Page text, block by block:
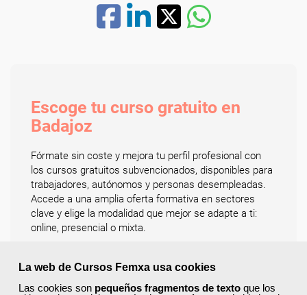
La web de Cursos Femxa usa cookies
Las cookies son pequeños fragmentos de texto que los
Escoge tu curso gratuito en
Badajoz
Fórmate sin coste y mejora tu perfil profesional con
los cursos gratuitos subvencionados, disponibles para
trabajadores, autónomos y personas desempleadas.
Accede a una amplia oferta formativa en sectores
clave y elige la modalidad que mejor se adapte a ti:
online, presencial o mixta.
administración y gestión, informática y programación,
hostelería y turismo, idiomas, sanidad, logística y